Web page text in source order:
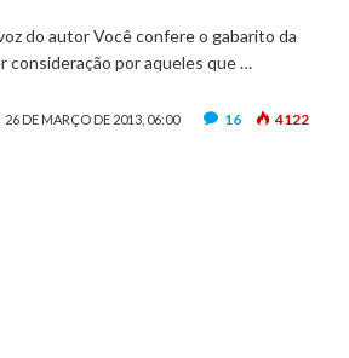
do autor Você confere o gabarito da
consideração por aqueles que …
26 DE MARÇO DE 2013, 06:00 16 4122